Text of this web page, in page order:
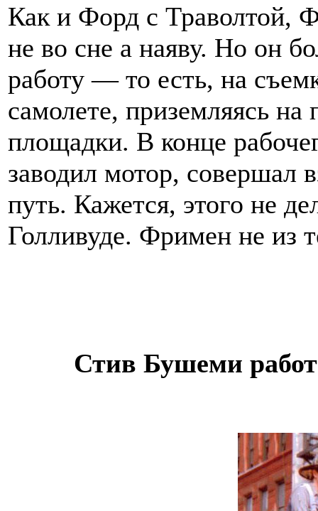
Как и Форд с Траволтой,
не во сне а наяву. Но он
работу — то есть, на
самолете, приземляясь
площадки. В конце
заводил мотор, совершал
путь. Кажется, этого не
Голливуде. Фримен не из
Стив Бушеми